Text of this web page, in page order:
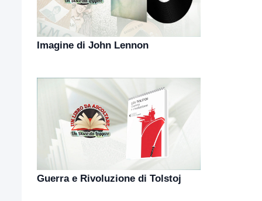
Imagine di John Lennon
Guerra e Rivoluzione di Tolstoj